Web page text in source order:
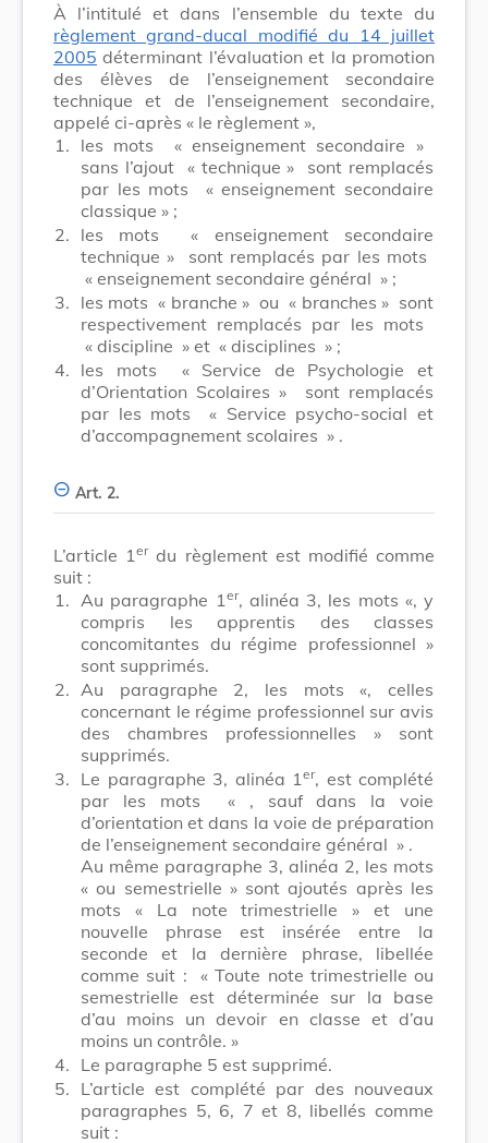
À l’intitulé et dans l’ensemble du texte du
règlement grand-ducal modifié du 14 juillet
2005 déterminant l’évaluation et la promotion
des élèves de l’enseignement secondaire
technique et de l’enseignement secondaire,
appelé ci-après « le règlement »,
1. les mots
« enseignement secondaire »
sans l’ajout « technique »
sont remplacés
par les mots
« enseignement secondaire
classique » ;
2. les mots
« enseignement secondaire
technique »
sont remplacés par les mots
« enseignement secondaire général » ;
3. les mots « branche » ou « branches » sont
respectivement remplacés par les mots
« discipline » et « disciplines » ;
4. les mots
« Service de Psychologie et
d’Orientation Scolaires »
sont remplacés
par les mots
« Service psycho-social et
d’accompagnement scolaires » .
Art. 2.
L’article 1erdu règlement est modifié comme
suit :
1. Au paragraphe 1 er, alinéa 3, les mots «, y
compris les apprentis des classes
concomitantes du régime professionnel »
sont supprimés.
2. Au paragraphe 2, les mots «, celles
concernant le régime professionnel sur avis
des chambres professionnelles » sont
supprimés.
3. Le paragraphe 3, alinéa 1 er, est complété
par les mots
« , sauf dans la voie
d’orientation et dans la voie de préparation
de l’enseignement secondaire général » .
Au même paragraphe 3, alinéa 2, les mots
« ou semestrielle » sont ajoutés après les
mots « La note trimestrielle » et une
nouvelle phrase est insérée entre la
seconde et la dernière phrase, libellée
comme suit :
« Toute note trimestrielle ou
semestrielle est déterminée sur la base
d’au moins un devoir en classe et d’au
moins un contrôle. »
4. Le paragraphe 5 est supprimé.
5. L’article est complété par des nouveaux
paragraphes 5, 6, 7 et 8, libellés comme
suit :